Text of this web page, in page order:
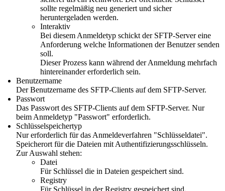
sollte regelmäßig neu generiert und sicher
heruntergeladen werden.
Interaktiv
Bei diesem Anmeldetyp schickt der SFTP-Server eine
Anforderung welche Informationen der Benutzer senden
soll.
Dieser Prozess kann während der Anmeldung mehrfach
hintereinander erforderlich sein.
Benutzername
Der Benutzername des SFTP-Clients auf dem SFTP-Server.
Passwort
Das Passwort des SFTP-Clients auf dem SFTP-Server. Nur
beim Anmeldetyp "Passwort" erforderlich.
Schlüsselspeichertyp
Nur erforderlich für das Anmeldeverfahren "Schlüsseldatei".
Speicherort für die Dateien mit Authentifizierungsschlüsseln.
Zur Auswahl stehen:
Datei
Für Schlüssel die in Dateien gespeichert sind.
Registry
Für Schlüssel in der Registry gespeichert sind.